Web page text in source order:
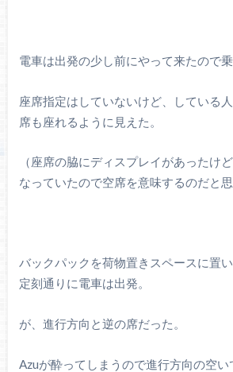
電車は出発の少し前にやって来たので乗
座席指定はしていないけど、している
席も座れるように見えた。
（座席の脇にディスプレイがあったけ
なっていたので空席を意味するのだと思
バックパックを荷物置きスペースに置
定刻通りに電車は出発。
が、進行方向と逆の席だった。
Azuが酔ってしまうので進行方向の空